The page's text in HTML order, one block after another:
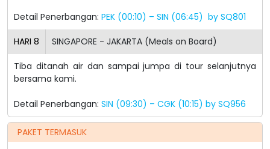
Detail Penerbangan: PEK (00:10) – SIN (06:45) by SQ801
HARI 8 SINGAPORE - JAKARTA (Meals on Board)
Tiba ditanah air dan sampai jumpa di tour selanjutnya
bersama kami.
Detail Penerbangan: SIN (09:30) – CGK (10:15) by SQ956
PAKET TERMASUK